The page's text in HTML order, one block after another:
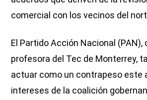
comercial con los vecinos del
El Partido Acción Nacional (PAN),
profesora del Tec de Monterrey,
actuar como un contrapeso este
intereses de la coalición